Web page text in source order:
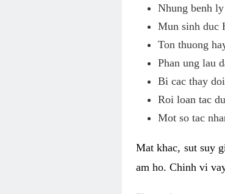
Nhung benh
Mun sinh duc
Ton thuong
Phan ung lau
Bi cac thay
Roi loan tac
Mot so tac
Mat khac, sut suy
am ho. Chinh vi